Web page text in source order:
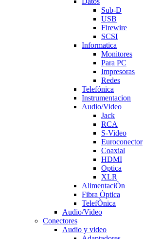
Sub-D
USB
Firewire
SCSI
Informatica
Monitores
Para PC
Impresoras
Redes
Telefónica
Instrumentacion
Audio/Video
Jack
RCA
S-Video
Euroconector
Coaxial
HDMI
Optica
XLR
AlimentaciÒn
Fibra Òptica
TelefÒnica
Audio/Video
Conectores
Audio y video